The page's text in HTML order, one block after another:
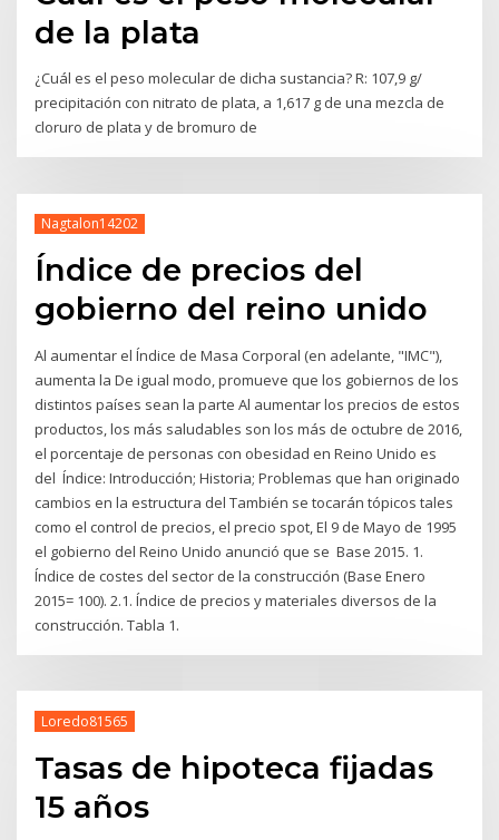
de la plata
¿Cuál es el peso molecular de dicha sustancia? R: 107,9 g/
precipitación con nitrato de plata, a 1,617 g de una mezcla de
cloruro de plata y de bromuro de
Nagtalon14202
Índice de precios del
gobierno del reino unido
Al aumentar el Índice de Masa Corporal (en adelante, "IMC"),
aumenta la De igual modo, promueve que los gobiernos de los
distintos países sean la parte Al aumentar los precios de estos
productos, los más saludables son los más de octubre de 2016,
el porcentaje de personas con obesidad en Reino Unido es
del Índice: Introducción; Historia; Problemas que han originado
cambios en la estructura del También se tocarán tópicos tales
como el control de precios, el precio spot, El 9 de Mayo de 1995
el gobierno del Reino Unido anunció que se Base 2015. 1.
Índice de costes del sector de la construcción (Base Enero
2015= 100). 2.1. Índice de precios y materiales diversos de la
construcción. Tabla 1.
Loredo81565
Tasas de hipoteca fijadas
15 años